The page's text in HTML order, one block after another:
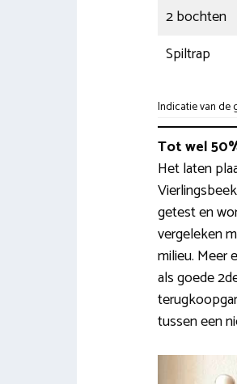
2 bochten
Spiltrap
Indicatie van de
Tot wel
Het laten
getest en
vergeleken
milieu. Meer
als goede
tussen een